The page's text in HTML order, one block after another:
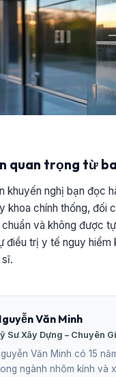
quan trọng từ
khuyến nghị bạn đọc
khoa chính thống, đối
chuẩn và không được
điều trị y tế nguy hiểm
Văn Minh
Sư Xây Dựng – Chuyên
Văn Minh có 15
ngành nhôm kính và